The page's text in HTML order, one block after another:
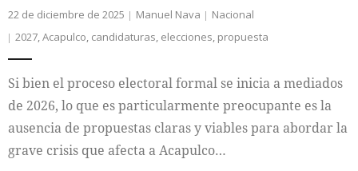
22 de diciembre de 2025 Manuel Nava
Nacional
2027,Acapulco, candidaturas, elecciones, propuesta
Si bien el proceso electoral formal se inicia a mediados
de 2026, lo que es particularmente preocupante es la
ausencia de propuestas claras y viables para abordar la
grave crisis que afecta a Acapulco…